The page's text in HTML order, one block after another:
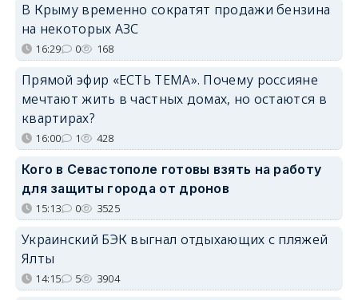
В Крыму временно сократят продажи бензина
на некоторых АЗС
16:29 0 168
Прямой эфир «ЕСТЬ ТЕМА». Почему россияне
мечтают жить в частных домах, но остаются в
квартирах?
16:00 1 428
Кого в Севастополе готовы взять на работу
для защиты города от дронов
15:13 0 3525
Украинский БЭК выгнал отдыхающих с пляжей
Ялты
14:15 5 3904